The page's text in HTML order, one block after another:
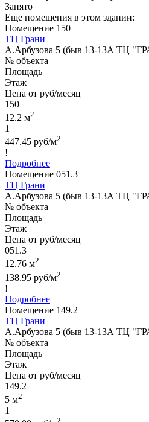
Занято
Еще помещения в этом здании:
Помещение 150
ТЦ Грани
А.Арбузова 5 (быв 13-13А ТЦ
№ объекта
Площадь
Этаж
Цена от руб/месяц
150
12.2 м2
1
447.45 руб/м2
!
Подробнее
Помещение 051.3
ТЦ Грани
А.Арбузова 5 (быв 13-13А ТЦ
№ объекта
Площадь
Этаж
Цена от руб/месяц
051.3
12.76 м2
138.95 руб/м2
!
Подробнее
Помещение 149.2
ТЦ Грани
А.Арбузова 5 (быв 13-13А ТЦ
№ объекта
Площадь
Этаж
Цена от руб/месяц
149.2
5 м2
1